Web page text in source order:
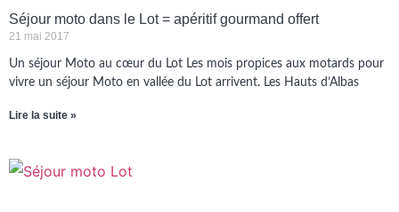
Séjour moto dans le Lot = apéritif gourmand offert
21 mai 2017
Un séjour Moto au cœur du Lot Les mois propices aux motards pour
vivre un séjour Moto en vallée du Lot arrivent. Les Hauts d’Albas
Lire la suite »